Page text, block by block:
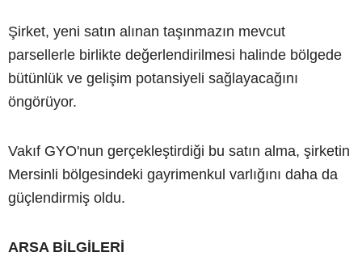
Şirket, yeni satın alınan taşınmazın mevcut
parsellerle birlikte değerlendirilmesi halinde bölgede
bütünlük ve gelişim potansiyeli sağlayacağını
öngörüyor.
Vakıf GYO'nun gerçekleştirdiği bu satın alma, şirketin
Mersinli bölgesindeki gayrimenkul varlığını daha da
güçlendirmiş oldu.
ARSA BİLGİLERİ